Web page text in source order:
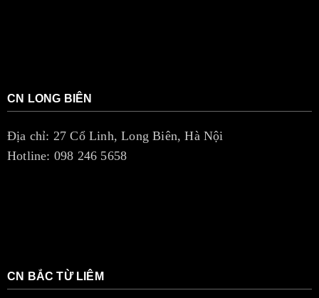
CN LONG BIÊN
Địa chỉ: 27 Cổ Linh, Long Biên, Hà Nội
Hotline: 098 246 5658
CN BẮC TỪ LIÊM